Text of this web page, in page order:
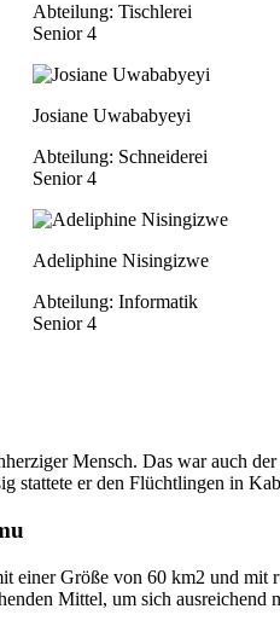
Abteilung: Tischlerei
Senior 4
Josiane Uwababyeyi
Abteilung: Schneiderei
Senior 4
Adeliphine Nisingizwe
Abteilung: Informatik
Senior 4
Mensch. Das war auch
stattete er den Flüchtlingen in
einer Größe von 60 km2 und
Mittel, um sich ausreichend